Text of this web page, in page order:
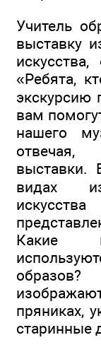
Учитель
выставку
«Ребята,
экскурсию
вам
нашего
отвечая,
выставки.
видах
Какие
пряниках,
старинные